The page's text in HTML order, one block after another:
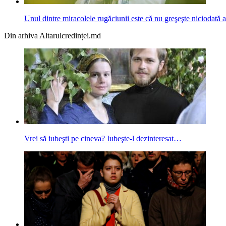
Unul dintre miracolele rugăciunii este că nu greşeşte niciodată
Din arhiva Altarulcredinței.md
Vrei să iubeşti pe cineva? Iubeşte-l dezinteresat…